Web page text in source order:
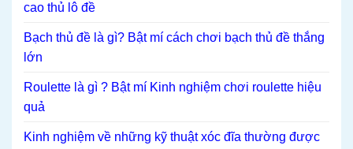
cao thủ lô đề
Bạch thủ đề là gì? Bật mí cách chơi bạch thủ đề thắng
lớn
Roulette là gì ? Bật mí Kinh nghiệm chơi roulette hiệu
quả
Kinh nghiệm về những kỹ thuật xóc đĩa thường được